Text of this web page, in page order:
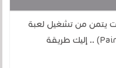
يتمن من تشغيل لعبة
Doom الأصلية داخل برنامج الرسام (Paint) .. إليك طريقة